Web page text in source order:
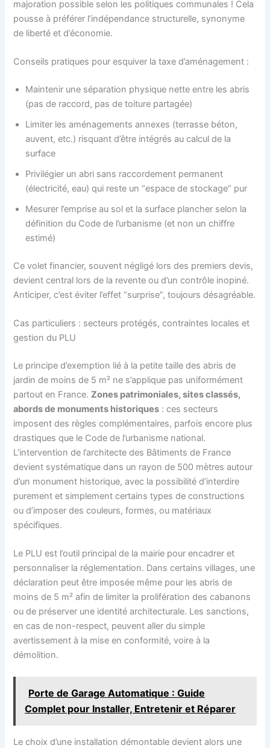
majoration possible selon les politiques communales ! Cela
pousse à préférer l’indépendance structurelle, synonyme
de liberté et d’économie.
Conseils pratiques pour esquiver la taxe d’aménagement :
Maintenir une séparation physique nette entre les abris
(pas de raccord, pas de toiture partagée)
Limiter les aménagements annexes (terrasse béton,
auvent, etc.) risquant d’être intégrés au calcul de la
surface
Privilégier un abri sans raccordement permanent
(électricité, eau) qui reste un “espace de stockage” pur
Mesurer l’emprise au sol et la surface plancher selon la
définition du Code de l’urbanisme (et non un chiffre
estimé)
Ce volet financier, souvent négligé lors des premiers devis,
devient central lors de la revente ou d’un contrôle inopiné.
Anticiper, c’est éviter l’effet “surprise”, toujours désagréable.
Cas particuliers : secteurs protégés, contraintes locales et
gestion du PLU
Le principe d’exemption lié à la petite taille des abris de
jardin de moins de 5 m² ne s’applique pas uniformément
partout en France.Zones patrimoniales, sites classés,
abords de monuments historiques : ces secteurs
imposent des règles complémentaires, parfois encore plus
drastiques que le Code de l’urbanisme national.
L’intervention de l’architecte des Bâtiments de France
devient systématique dans un rayon de 500 mètres autour
d’un monument historique, avec la possibilité d’interdire
purement et simplement certains types de constructions
ou d’imposer des couleurs, formes, ou matériaux
spécifiques.
Le PLU est l’outil principal de la mairie pour encadrer et
personnaliser la réglementation. Dans certains villages, une
déclaration peut être imposée même pour les abris de
moins de 5 m² afin de limiter la prolifération des cabanons
ou de préserver une identité architecturale. Les sanctions,
en cas de non-respect, peuvent aller du simple
avertissement à la mise en conformité, voire à la
démolition.
Porte de Garage Automatique : Guide
Complet pour Installer, Entretenir et Réparer
Le choix d’une installation démontable devient alors une